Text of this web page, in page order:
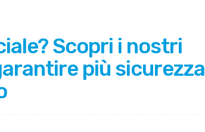
Scopri i nostri
più sicurezza